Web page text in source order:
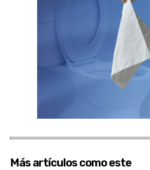
Más artículos como este